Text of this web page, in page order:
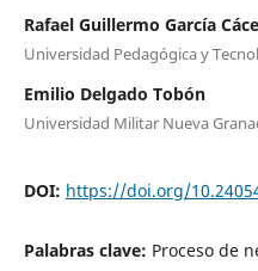
Rafael Guillermo García
Universidad Pedagógica y
Emilio Delgado Tobón
Universidad Militar Nueva
DOI: https://doi.org/
Palabras clave: Proceso de